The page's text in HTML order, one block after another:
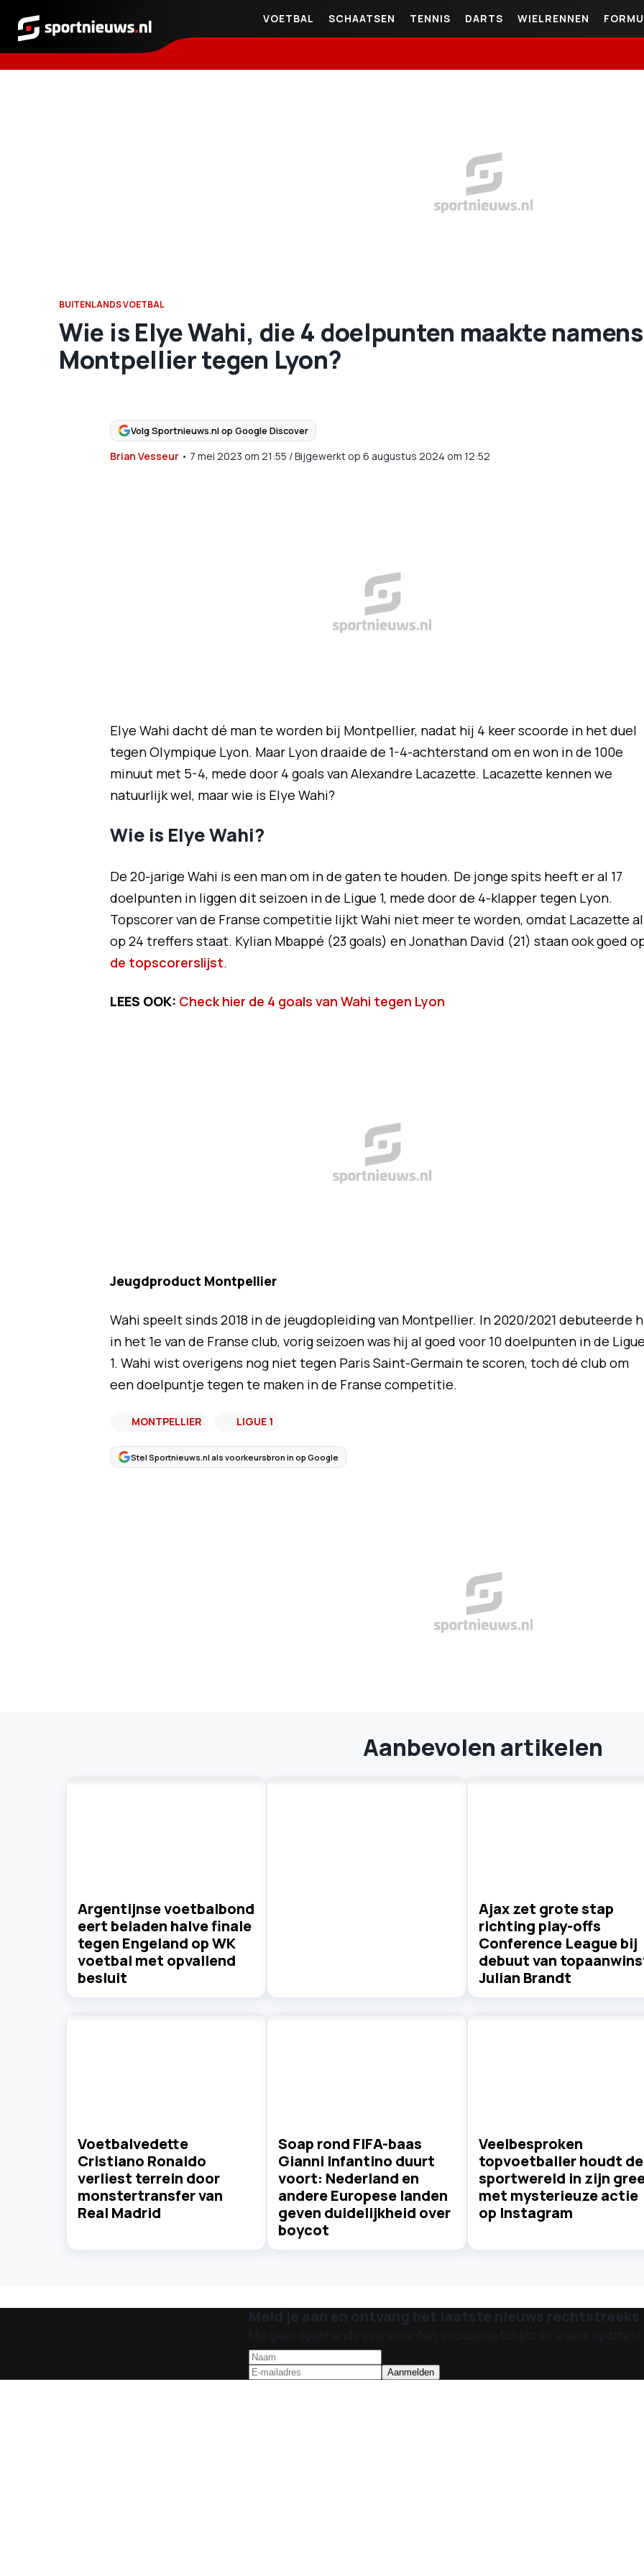
Sportnieuws.nl
VOETBAL SCHAATSEN TENNIS DARTS WIELRENNEN
BUITENLANDS VOETBAL
Wie is Elye Wahi, die 4 doelpunten maakte namens
Montpellier tegen Lyon?
Volg Sportnieuws.nl op Google Discover
Brian Vesseur• 7 mei 2023 om 21:55 /Bijgewerkt op 6 augustus 2024 om 12:52
Elye Wahi dacht dé man te worden bij Montpellier, nadat hij 4 keer scoorde in het duel
tegen Olympique Lyon. Maar Lyon draaide de 1-4-achterstand om en won in de 100e
minuut met 5-4, mede door 4 goals van Alexandre Lacazette. Lacazette kennen we
natuurlijk wel, maar wie is Elye Wahi?
Wie is Elye Wahi?
De 20-jarige Wahi is een man om in de gaten te houden. De jonge spits heeft er al 17
doelpunten in liggen dit seizoen in de Ligue 1, mede door de 4-klapper tegen Lyon.
Topscorer van de Franse competitie lijkt Wahi niet meer te worden, omdat Lacazette al
op 24 treffers staat. Kylian Mbappé (23 goals) en Jonathan David (21) staan ook goed
de topscorerslijst.
LEES OOK: Check hier de 4 goals van Wahi tegen Lyon
Jeugdproduct Montpellier
Wahi speelt sinds 2018 in de jeugdopleiding van Montpellier. In 2020/2021 debuteerde
in het 1e van de Franse club, vorig seizoen was hij al goed voor 10 doelpunten in de
1. Wahi wist overigens nog niet tegen Paris Saint-Germain te scoren, toch dé club om
een doelpuntje tegen te maken in de Franse competitie.
MONTPELLIER LIGUE 1
Stel Sportnieuws.nl als voorkeursbron in op Google
Aanbevolen artikelen
Argentijnse voetbalbond
eert beladen halve finale
tegen Engeland op WK
voetbal met opvallend
besluit
Ajax zet grote stap
richting play-offs
Conference League bij
debuut van
Julian Brandt
Voetbalvedette
Cristiano Ronaldo
verliest terrein door
monstertransfer van
Real Madrid
Soap rond FIFA-baas
Gianni Infantino duurt
voort: Nederland en
andere Europese landen
geven duidelijkheid over
boycot
Veelbesproken
topvoetballer houdt de
sportwereld in zijn
met mysterieuze actie
op Instagram
Meld je aan en ontvang het laatste nieuws rechtstreeks
Mis geen spannende evenementen, exclusieve tickets en unieke updates!